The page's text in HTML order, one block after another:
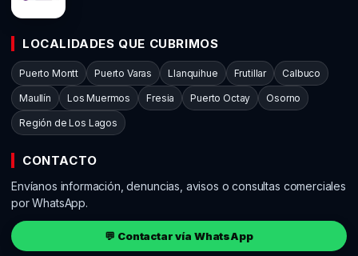
LOCALIDADES QUE CUBRIMOS
Puerto Montt Puerto Varas Llanquihue Frutillar Calbuco
Maullín Los Muermos Fresia Puerto Octay Osorno
Región de Los Lagos
CONTACTO
Envíanos información, denuncias, avisos o consultas comerciales
por WhatsApp.
💬 Contactar vía WhatsApp